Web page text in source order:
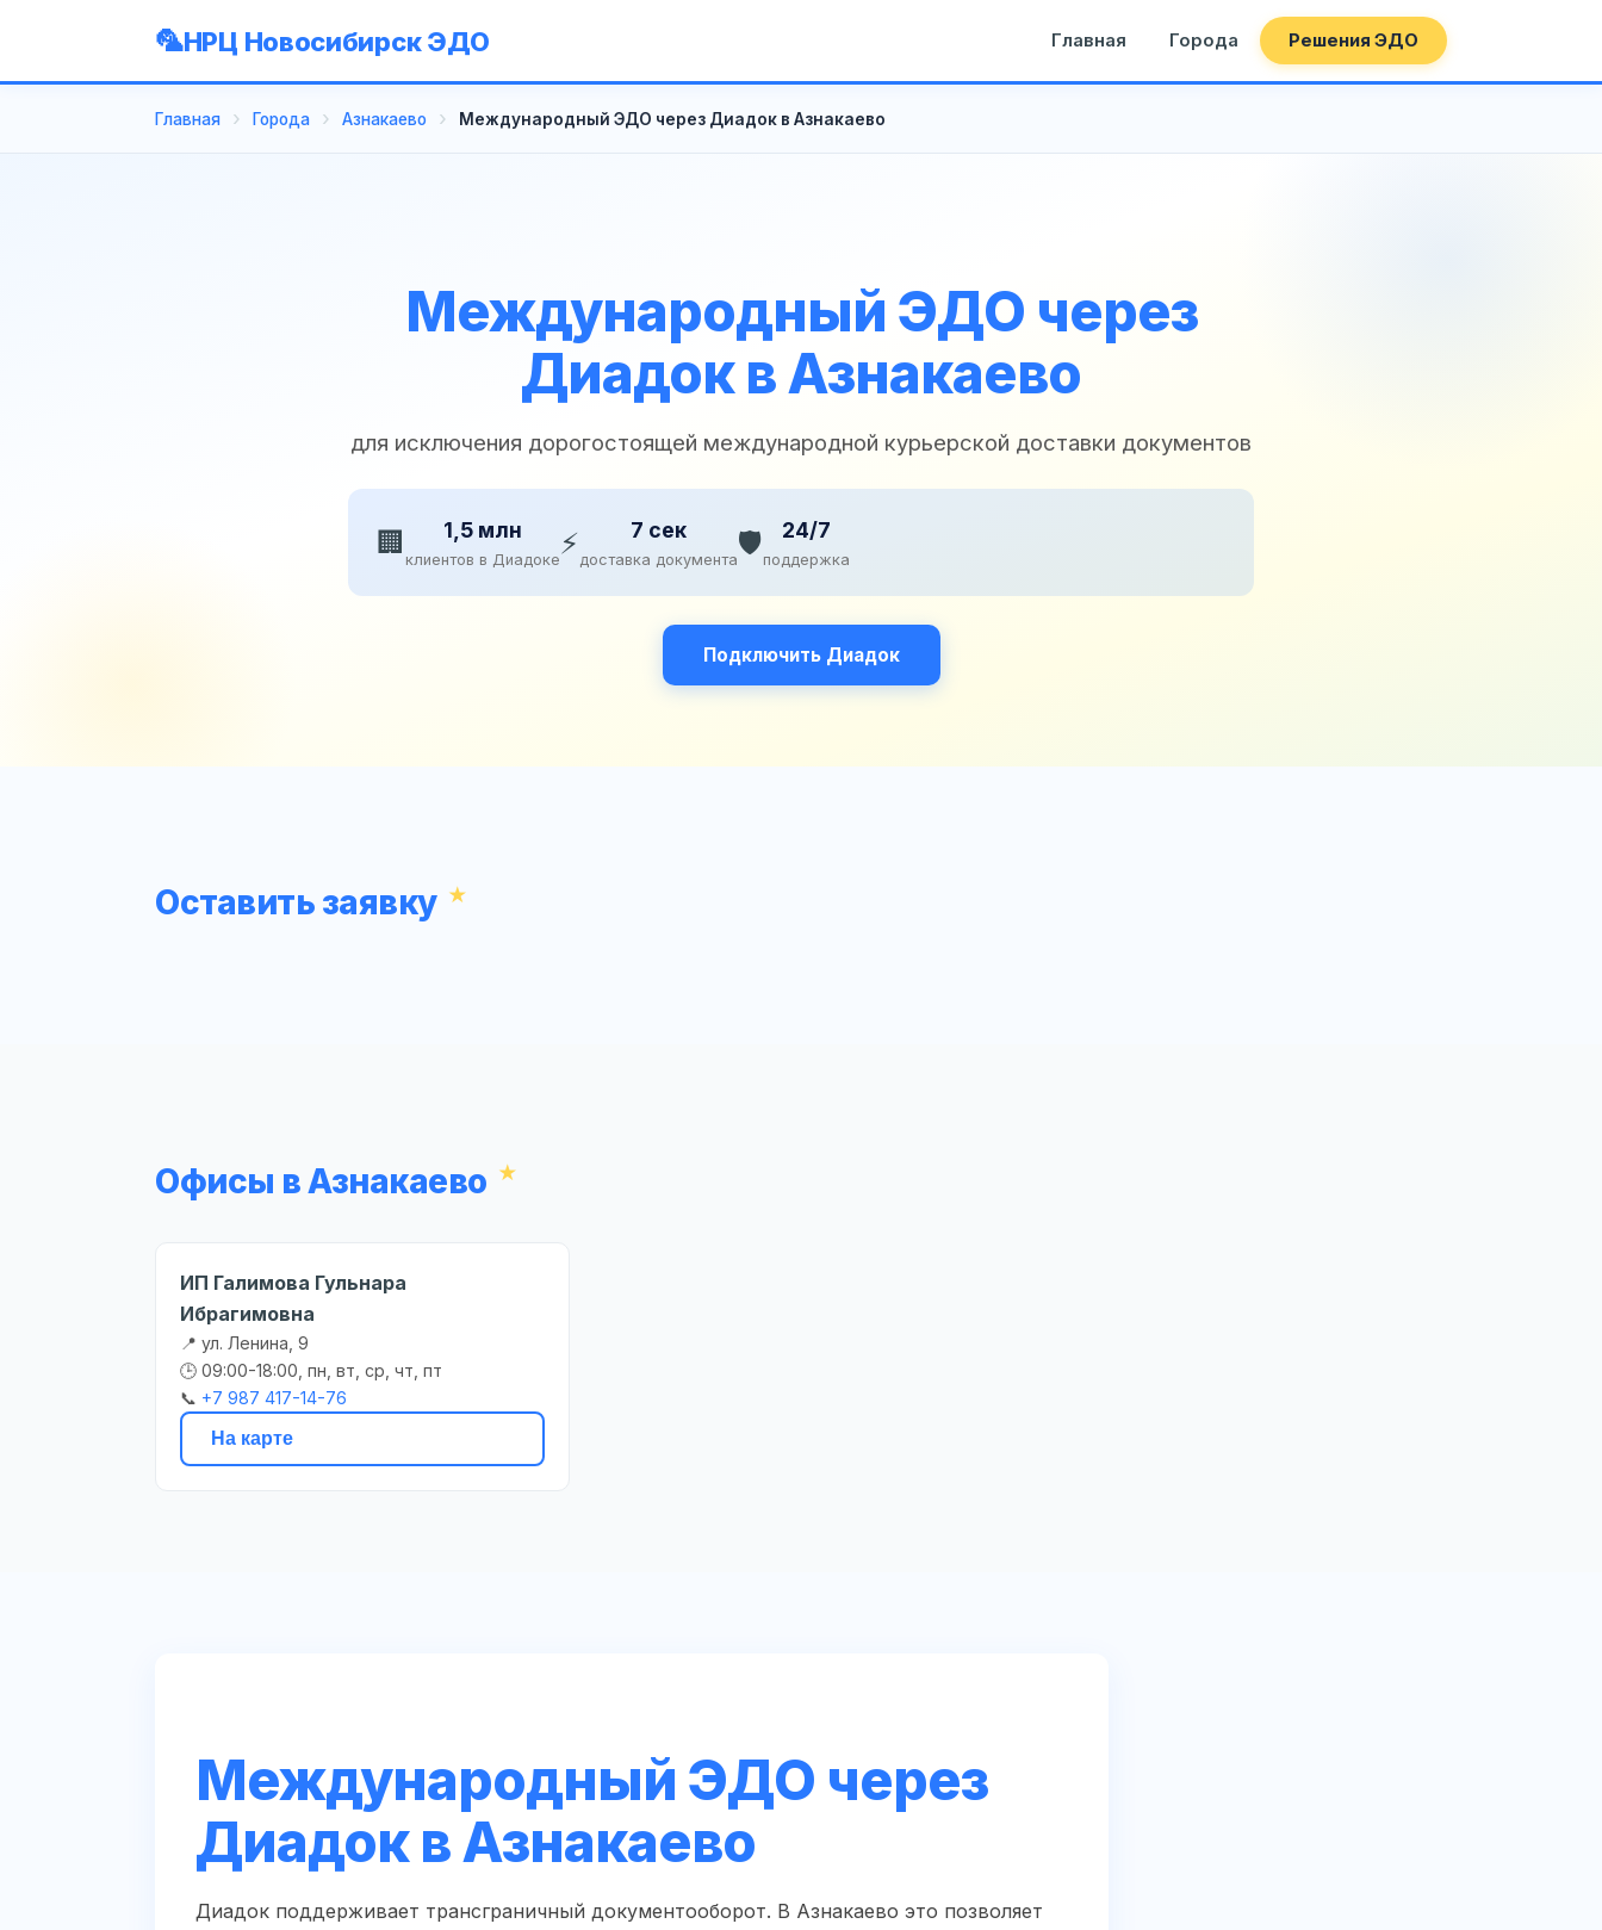
НРЦ Новосибирск ЭДО Главная Города Решения ЭДО
Главная Города Азнакаево Международный ЭДО через Диадок в Азнакаево
Международный ЭДО через
Диадок в Азнакаево
для исключения дорогостоящей международной курьерской доставки документов
🏢 1,5 млн
клиентов в Диадоке ⚡ 7 сек
доставка документа🛡️ 24/7
поддержка
Подключить Диадок
Оставить заявку
Офисы в Азнакаево
ИП Галимова Гульнара
Ибрагимовна
📍 ул. Ленина, 9
🕒 09:00-18:00, пн, вт, ср, чт, пт
📞 +7 987 417-14-76
На карте
Международный ЭДО через
Диадок в Азнакаево
Диадок поддерживает трансграничный документооборот. В Азнакаево это позволяет